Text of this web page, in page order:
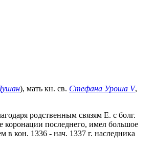
), мать кн. св. Стефана Уроша V,
родственным связям Е. с болг.
коронации последнего, имел большое
в кон. 1336 - нач. 1337 г. наследника